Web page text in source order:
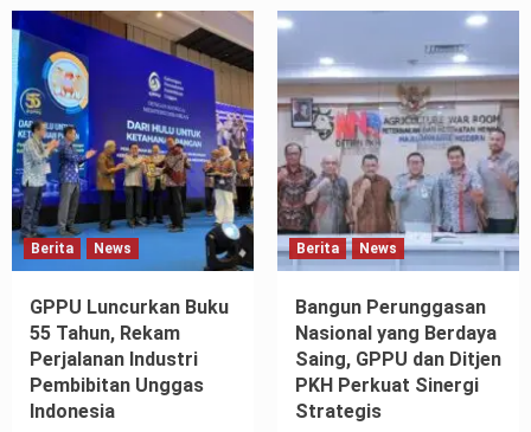
Berita News
GPPU Luncurkan Buku
55 Tahun, Rekam
Perjalanan Industri
Pembibitan Unggas
Indonesia
Berita News
Bangun Perunggasan
Nasional yang Berdaya
Saing, GPPU dan Ditjen
PKH Perkuat Sinergi
Strategis